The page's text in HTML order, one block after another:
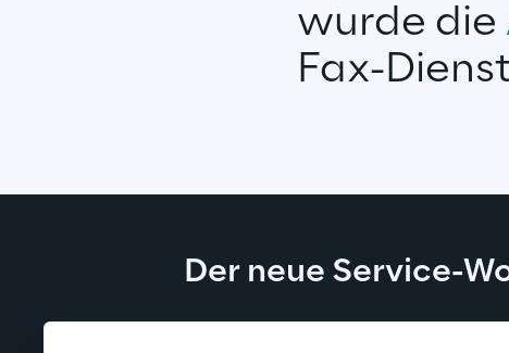
wurde die
Fax-
Der neue Service-